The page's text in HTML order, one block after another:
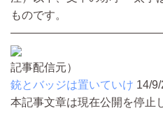
ものです。
記事配信元）
銃とバッジは置いていけ 14/9/
本記事文章は現在公開を停止